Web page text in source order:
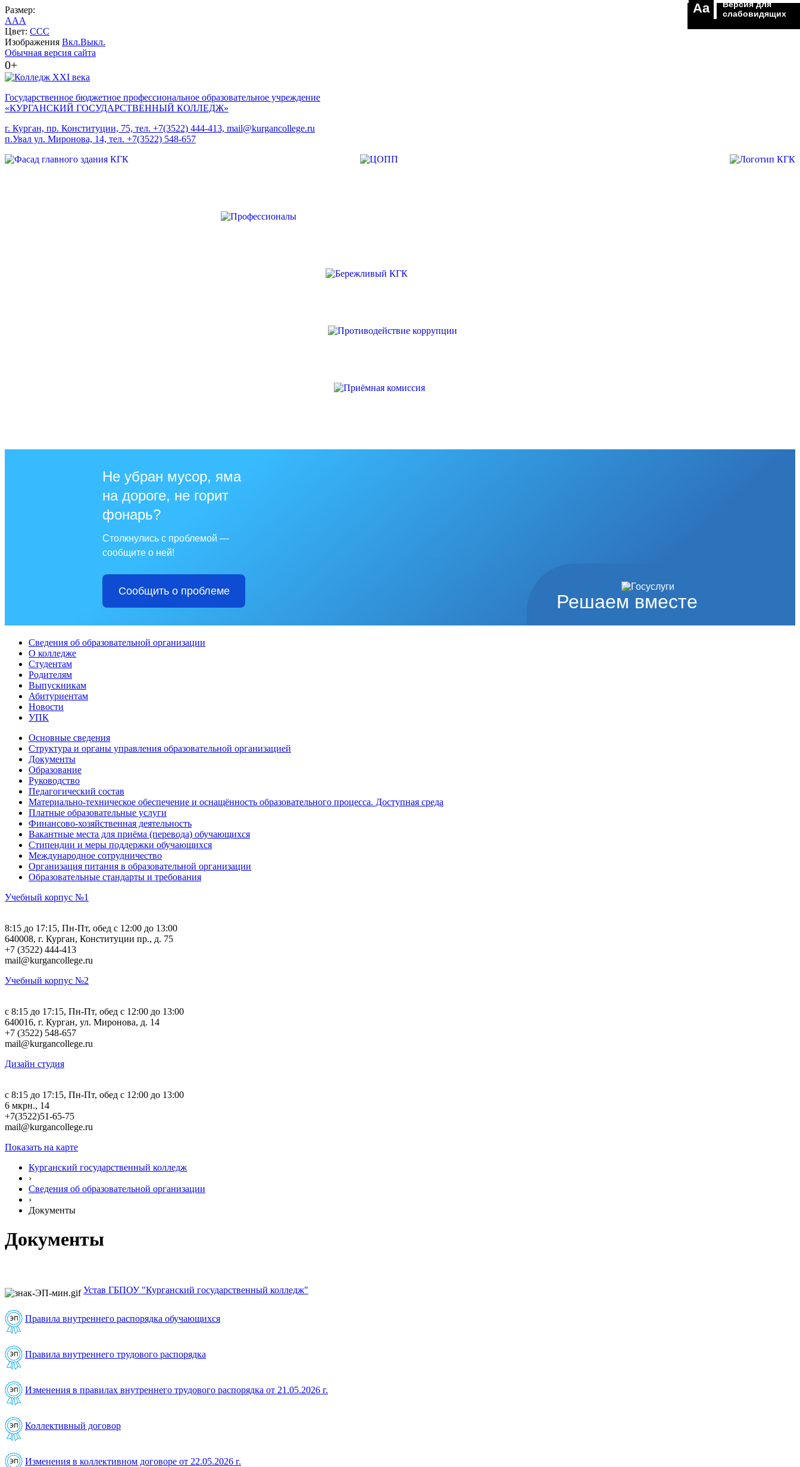
Размер:
AAA
Цвет: CCC
Изображения Вкл.Выкл.
Обычная версия сайта
0+
Aa
Версия для
слабовидящих
Государственное бюджетное профессиональное образовательное учреждение
«КУРГАНСКИЙ ГОСУДАРСТВЕННЫЙ КОЛЛЕДЖ»
г. Курган, пр. Конституции, 75, тел. +7(3522) 444-413, mail@kurgancollege.ru
п.Увал ул. Миронова, 14, тел. +7(3522) 548-657
Решаем вместе
Не убран мусор, яма
на дороге, не горит
фонарь?
Столкнулись с проблемой —
сообщите о ней!
Сообщить о проблеме
Сведения об образовательной организации
О колледже
Студентам
Родителям
Выпускникам
Абитуриентам
Новости
УПК
Основные сведения
Структура и органы управления образовательной организацией
Документы
Образование
Руководство
Педагогический состав
Материально-техническое обеспечение и оснащённость образовательного процесса. Доступная среда
Платные образовательные услуги
Финансово-хозяйственная деятельность
Вакантные места для приёма (перевода) обучающихся
Стипендии и меры поддержки обучающихся
Международное сотрудничество
Организация питания в образовательной организации
Образовательные стандарты и требования
Учебный корпус №1
8:15 до 17:15, Пн-Пт, обед с 12:00 до 13:00
640008, г. Курган, Конституции пр., д. 75
+7 (3522) 444-413
mail@kurgancollege.ru
Учебный корпус №2
c 8:15 до 17:15, Пн-Пт, обед с 12:00 до 13:00
640016, г. Курган, ул. Миронова, д. 14
+7 (3522) 548-657
mail@kurgancollege.ru
Дизайн студия
c 8:15 до 17:15, Пн-Пт, обед с 12:00 до 13:00
6 мкрн., 14
+7(3522)51-65-75
mail@kurgancollege.ru
Показать на карте
Курганский государственный колледж
›
Сведения об образовательной организации
›
Документы
Документы
Устав ГБПОУ "Курганский государственный колледж"
Правила внутреннего распорядка обучающихся
Правила внутреннего трудового распорядка
Изменения в правилах внутреннего трудового распорядка от 21.05.2026 г.
Коллективный договор
Изменения в коллективном договоре от 22.05.2026 г.